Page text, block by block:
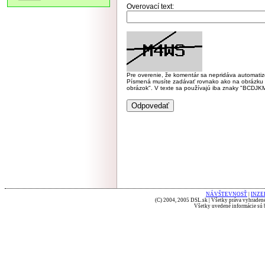
Overovací text:
Pre overenie, že komentár sa nepridáva
Písmená musíte zadávať rovnako ako na
obrázok". V texte sa používajú iba znaky
NÁVŠTEVNOSŤ
(C) 2004, 2005 DSL.sk | Všetky práva
Všetky uvedené informácie sú